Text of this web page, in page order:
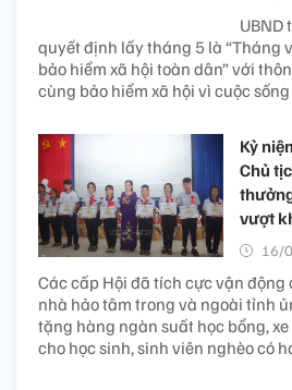
UBND
quyết định lấy tháng 5 là “Tháng
bảo hiểm xã hội toàn dân” với
cùng bảo hiểm xã hội vì cuộc
Kỷ
Chủ
vượt
16/
Các cấp Hội đã tích cực vận
nhà hảo tâm trong và ngoài tỉnh
tặng hàng ngàn suất học bổng,
cho học sinh, sinh viên nghèo có